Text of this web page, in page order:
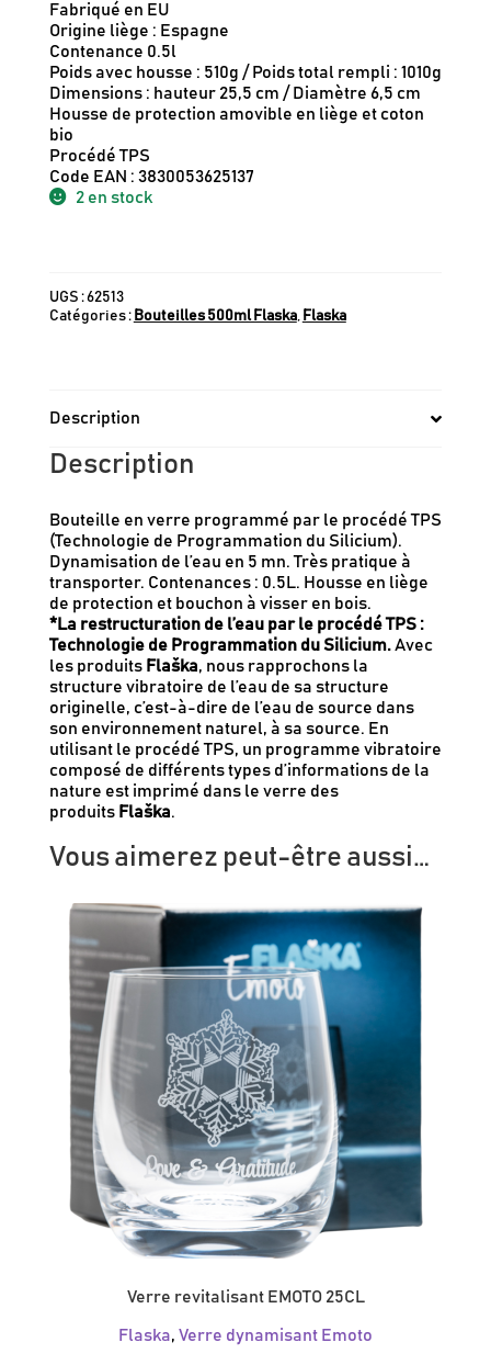
Fabriqué en EU
Origine liège : Espagne
Contenance 0.5l
Poids avec housse : 510g / Poids total rempli : 1010g
Dimensions : hauteur 25,5 cm / Diamètre 6,5 cm
Housse de protection amovible en liège et coton
bio
Procédé TPS
Code EAN : 3830053625137
2 en stock
UGS :62513
Catégories : Bouteilles 500ml Flaska, Flaska
Description
Description
Bouteille en verre programmé par le procédé TPS
(Technologie de Programmation du Silicium).
Dynamisation de l’eau en 5 mn. Très pratique à
transporter. Contenances : 0.5L. Housse en liège
de protection et bouchon à visser en bois.
*La restructuration de l’eau par le procédé TPS:
Technologie de Programmation du Silicium.Avec
les produits Flaška, nous rapprochons la
structure vibratoire de l’eau de sa structure
originelle, c’est-à-dire de l’eau de source dans
son environnement naturel, à sa source. En
utilisant le procédé TPS, un programme vibratoire
composé de différents types d’informations de la
nature est imprimé dans le verre des
produits Flaška.
Vous aimerez peut-être aussi…
Verre revitalisant EMOTO 25CL
Flaska, Verre dynamisant Emoto